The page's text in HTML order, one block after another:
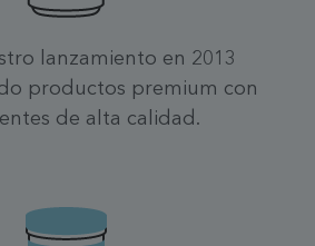
lanzamiento en 2013
productos premium con
de alta calidad.